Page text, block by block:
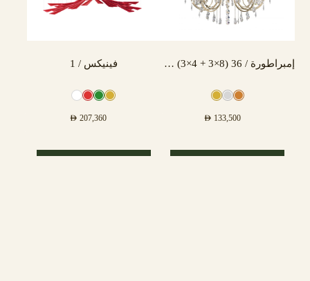
إمبراطورة / 36 (8×3 + 4×3) مصباح
AED 133,500
فينيكس / 1
AED 207,360